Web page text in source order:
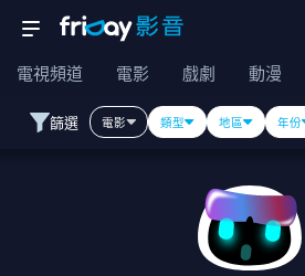
電視頻道 電影 戲劇 動漫
篩選 電影 類型 地區 年份